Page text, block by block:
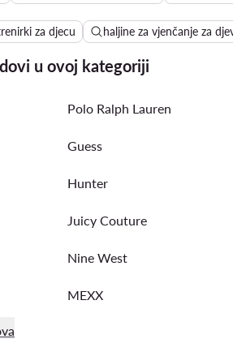
za djecu haljine za vjenčanje za
u ovoj kategoriji
Polo Ralph Lauren
Guess
Hunter
Juicy Couture
Nine West
MEXX